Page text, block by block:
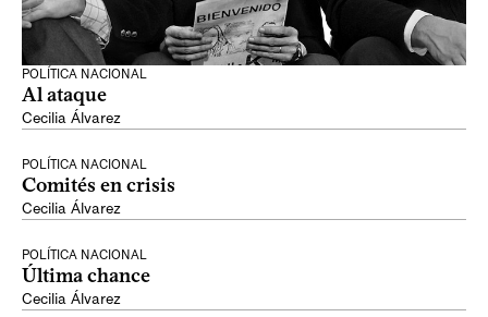
POLÍTICA NACIONAL
Al ataque
Cecilia Álvarez
POLÍTICA NACIONAL
Comités en crisis
Cecilia Álvarez
POLÍTICA NACIONAL
Última chance
Cecilia Álvarez